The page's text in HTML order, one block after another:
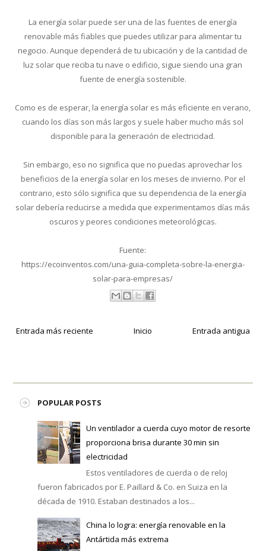
La energía solar puede ser una de las fuentes de energía
renovable más fiables que puedes utilizar para alimentar tu
negocio. Aunque dependerá de tu ubicación y de la cantidad de
luz solar que reciba tu nave o edificio, sigue siendo una gran
fuente de energía sostenible.
Como es de esperar, la energía solar es más eficiente en verano,
cuando los días son más largos y suele haber mucho más sol
disponible para la generación de electricidad.
Sin embargo, eso no significa que no puedas aprovechar los
beneficios de la energía solar en los meses de invierno. Por el
contrario, esto sólo significa que su dependencia de la energía
solar debería reducirse a medida que experimentamos días más
oscuros y peores condiciones meteorológicas.
Fuente:
https://ecoinventos.com/una-guia-completa-sobre-la-energia-
solar-para-empresas/
Entrada más reciente Entrada antigua
Inicio
POPULAR POSTS
Un ventilador a cuerda cuyo motor de resorte
proporciona brisa durante 30 min sin
electricidad
Estos ventiladores de cuerda o de reloj
fueron fabricados por E. Paillard & Co. en Suiza en la
década de 1910. Estaban destinados a los...
China lo logra: energía renovable en la
Antártida más extrema